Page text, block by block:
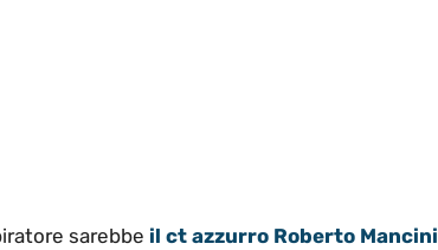
sarebbe il ct azzurro Roberto